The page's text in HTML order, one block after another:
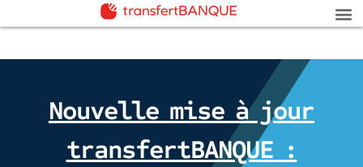
Nouvelle mise à jour
transfertBANQUE :